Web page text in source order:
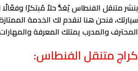
بنشر متنقل الفنطاس يُعَدُّ حلاً مُبتكرًا وفعّالًا
سيارتك، فنحن هنا لنقدم لك الخدمة
المحترف والمدرب يمتلك المعرفة
كراج متنقل الفنطاس: